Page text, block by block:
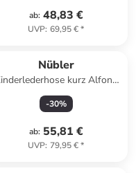
ab: 48,83 €
UVP: 69,95 €*
Nübler
kurz Alfons
in Braun
-30%
ab: 55,81 €
UVP: 79,95 €*